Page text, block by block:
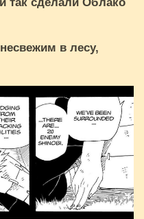
так сделали Облако
в лесу,